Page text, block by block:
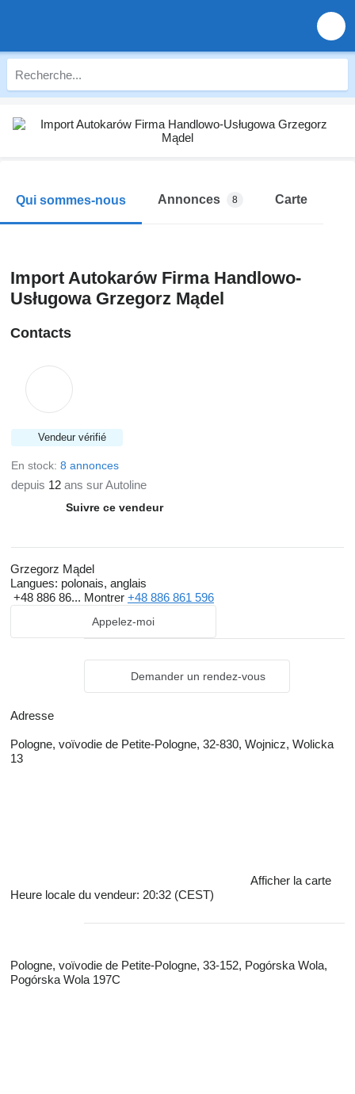
Qui sommes-nous Annonces 8 Carte
Import Autokarów Firma Handlowo-
Usługowa Grzegorz Mądel
Contacts
Vendeur vérifié
En stock: 8 annonces
depuis 12 ans sur Autoline
Suivre ce vendeur
Grzegorz Mądel
Langues: polonais, anglais
+48 886 86... Montrer +48 886 861 596
Appelez-moi
Demander un rendez-vous
Adresse
Pologne, voïvodie de Petite-Pologne, 32-830, Wojnicz, Wolicka
13
Afficher la carte
Heure locale du vendeur: 20:32 (CEST)
Pologne, voïvodie de Petite-Pologne, 33-152, Pogórska Wola,
Pogórska Wola 197C